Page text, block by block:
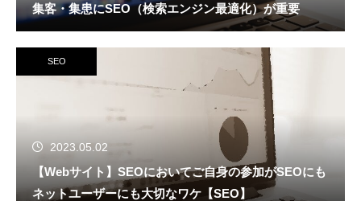
集客・集患にSEO（検索エンジン最適化）が重要
SEO
2023.05.02
【Webサイト】SEOにおいてご自身の参加がSEOにも
ネットユーザーにも大切なワケ【SEO】